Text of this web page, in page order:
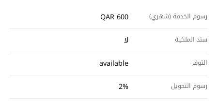
رسوم الخدمة (شهري) QAR 600
سند الملكية لا
التوفر available
رسوم التحويل 2%